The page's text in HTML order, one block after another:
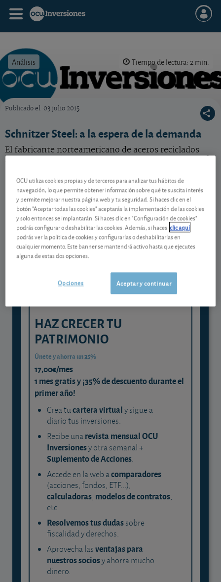
Análisis Tiempo de lectura: 2 min.
Publicado el 03 julio 2015
Schnitzer Steel: a la espera de la demanda
El fabricante norteamericano de aceros reciclados
Contenido reservado a SOCIOS
Gestiona tu dinero con visión
experta
y consigue que cada euro trabaje
HAZ CRECER TU
PATRIMONIO
Únete y ahorra un 35%
17,00€/mes
1 mes gratis y ¡35% de descuento durante el
primer año!
Crea tucartera virtualy sigue a
diario tus inversiones.
Recibe unarevista mensual OCU
Inversionesy otra semanal +
Suplemento de Acciones.
Accede en la web acomparadores
(acciones, fondos, ETF...),
calculadoras, modelos de contratos,
etc.
Resolvemos tus dudassobre
fiscalidad y derechos.
Aprovecha lasventajas para
nuestros sociosy ahorra mucho
dinero.
OCU utiliza cookies propias y de terceros para analizar tus hábitos de
navegación, lo que permite obtener información sobre qué te suscita interés
y permite mejorar nuestra página web y tu seguridad. Si haces clic en el
botón "Aceptar todas las cookies" aceptarás la implementación de las cookies
y solo entonces se implantarán. Si haces clic en "Configuración de cookies"
podrás configurar o deshabilitar las cookies. Además, si haces clic aquí
podrás ver la política de cookies y configurarlas o deshabilitarlas en
cualquier momento. Este banner se mantendrá activo hasta que ejecutes
alguna de estas dos opciones.
Aceptar y continuar
Opciones